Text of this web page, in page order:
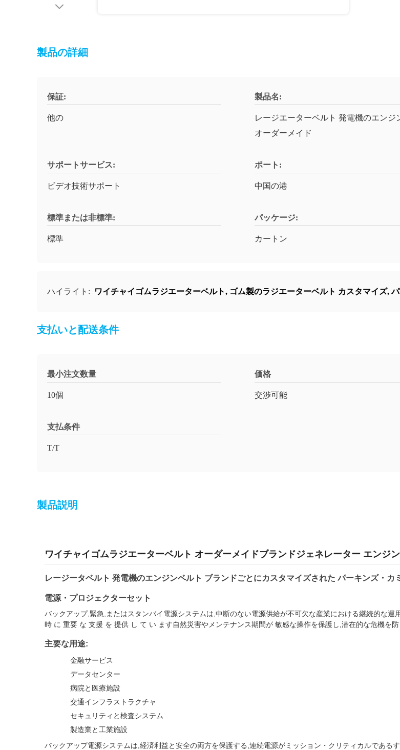
製品の詳細
保証:
他の
製品名:
レージエーターベルト 発電機のエンジ
オーダーメイド
サポートサービス:
ビデオ技術サポート
ポート:
中国の港
標準または非標準:
標準
パッケージ:
カートン
ハイライト: ワイチャイゴムラジエーターベルト, ゴム製のラジエーターベルト カスタマイズ,
支払いと配送条件
最小注文数量
10個
価格
交渉可能
支払条件
T/T
製品説明
ワイチャイゴムラジエーターベルト オーダーメイドブランドジェネレーター エンジ
レージータベルト 発電機のエンジンベルト ブランドごとにカスタマイズされた パーキンズ・カ
電源・プロジェクターセット
バックアップ,緊急,またはスタンバイ電源システムは,中断のない電源供給が不可欠な産業における継続的な
時 に 重要 な 支援 を 提供 し て い ます自然災害やメンテナンス期間が 敏感な操作を保護し,潜在的な危機を
主要な用途:
金融サービス
データセンター
病院と医療施設
交通インフラストラクチャ
セキュリティと検査システム
製造業と工業施設
バックアップ電源システムは,経済利益と安全の両方を保護する,連続電源がミッション・クリティカルである